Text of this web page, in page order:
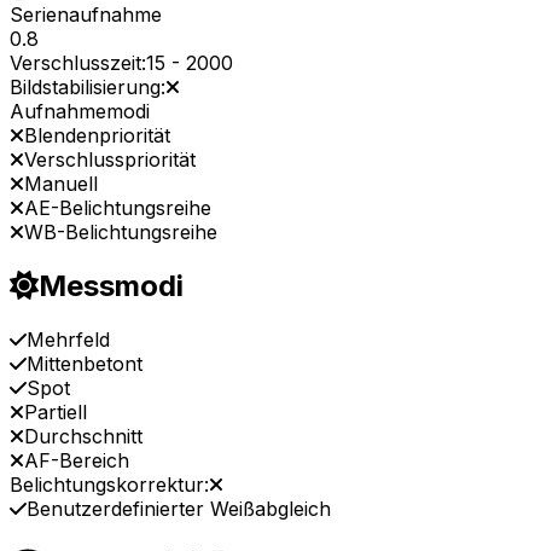
Serienaufnahme
0.8
Verschlusszeit:15 - 2000
Bildstabilisierung:
Aufnahmemodi
Blendenpriorität
Verschlusspriorität
Manuell
AE-Belichtungsreihe
WB-Belichtungsreihe
Messmodi
Mehrfeld
Mittenbetont
Spot
Partiell
Durchschnitt
AF-Bereich
Belichtungskorrektur:
Benutzerdefinierter Weißabgleich